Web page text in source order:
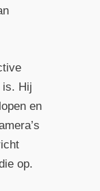
is. Hij
en
op.